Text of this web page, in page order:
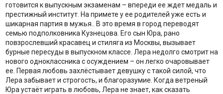
готовится к выпускным экзаменам – впереди ее ждет медаль и
престижный институт. На примете у ее родителей уже есть и
шикарная партия в мужья.. В это время в город переводят
семью подполковника Кузнецова. Его сын Юра, рано
повзрослевший красавец и стиляга из Москвы, вызывает
бурные пересуды в выпускном классе. Лера недолго смотрит на
нового одноклассника с осуждением – он легко очаровывает
ее. Первая любовь захлёстывает девушку с такой силой, что
Лера забывает и строгость, и благоразумие. Когда ветреный
Юра устаёт играть в любовь, Лера не знает, как сказать